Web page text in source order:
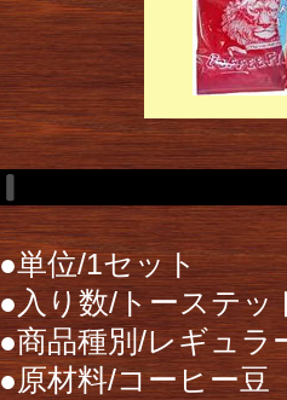
●単位/1セット
●入り数/トーステッ
●商品種別/レギュラ
●原材料/コーヒー豆